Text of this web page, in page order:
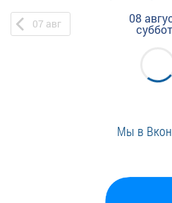
07 авг 08
Мы в